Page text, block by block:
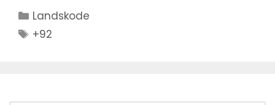
Kategorier
Landskode
Stikkord
+92